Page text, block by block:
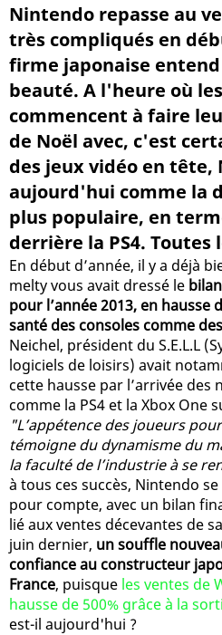
Nintendo repasse au
très compliqués en
firme japonaise
beauté. A l'heure où
commencent à faire
de Noël avec, c'est
des jeux vidéo en
aujourd'hui comme la
plus populaire, en
derrière la PS4. Toutes
En début d’année, il y a déjà
melty vous avait dressé le
pour l’année 2013, en hausse
santé des consoles comme
Neichel, président du S.E.L.L
logiciels de loisirs) avait
cette hausse par l’arrivée des
comme la PS4 et la Xbox One
"L’appétence des joueurs
témoigne du dynamisme du
la faculté de l’industrie à se
à tous ces succès, Nintendo
pour compte, avec un bilan
lié aux ventes décevantes de
juin dernier, un souffle
confiance au constructeur
France, puisque les ventes de
hausse de 500% grâce à la
est-il aujourd'hui ?